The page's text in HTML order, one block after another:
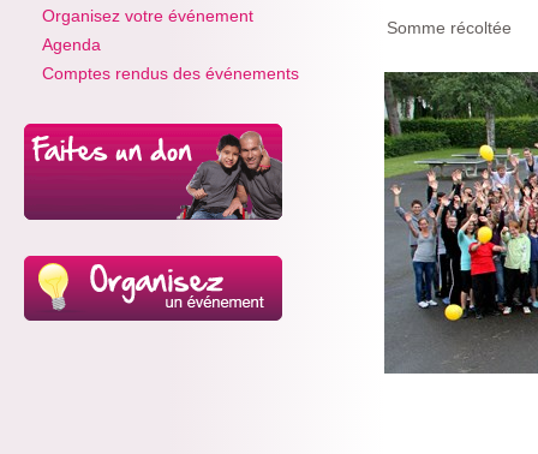
Organisez votre événement
Agenda
Comptes rendus des événements
Somme récoltée